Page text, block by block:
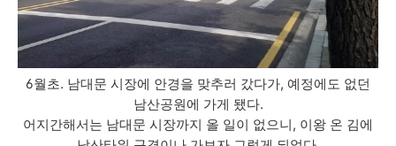
6월초. 남대문 시장에 안경을 맞추러 갔다가, 예정에도 없던
남산공원에 가게 됐다.
어지간해서는 남대문 시장까지 올 일이 없으니, 이왕 온 김에